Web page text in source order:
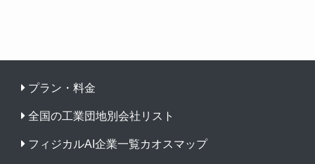
プラン・料金
全国の工業団地別会社リスト
フィジカルAI企業一覧カオスマップ